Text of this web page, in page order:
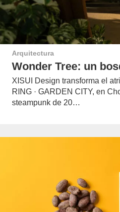
Arquitectura
Wonder Tree: un
XISUI Design transforma el
RING · GARDEN CITY, en
steampunk de 20…